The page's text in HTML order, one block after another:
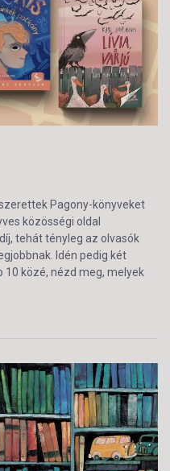
Pagony-könyveket
közösségi oldal
tehát tényleg az olvasók
Idén pedig két
10 közé, nézd meg, melyek